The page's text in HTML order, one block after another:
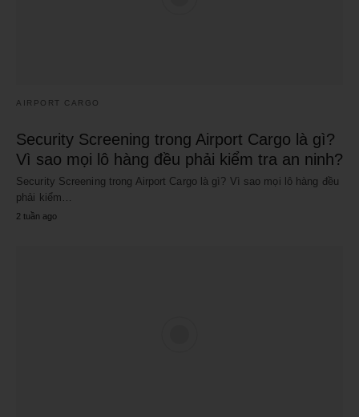
AIRPORT CARGO
Security Screening trong Airport Cargo là gì?
Vì sao mọi lô hàng đều phải kiểm tra an ninh?
Security Screening trong Airport Cargo là gì? Vì sao mọi lô hàng đều
phải kiểm…
2 tuần ago